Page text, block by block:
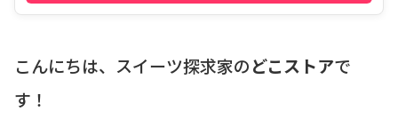
こんにちは、スイーツ探求家のどこストアで
す！